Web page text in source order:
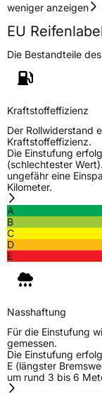
weniger anzeigen
EU
Die Bestandteile
Kraftstoffeffizienz
Der Rollwiderstand
Kraftstoffeffizienz.
Die Einstufung
(schlechtester
ungefähr eine
Kilometer.
A
B
C
D
E
Nasshaftung
Für die Einstufung
gemessen.
Die Einstufung
E (längster
um rund 3 bis 6